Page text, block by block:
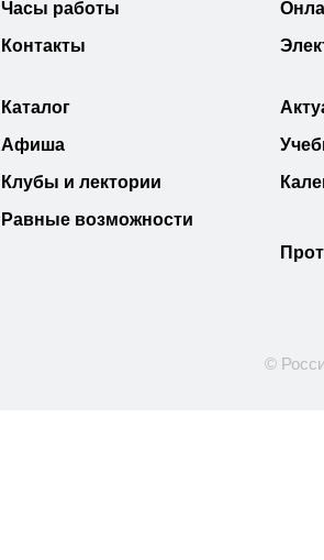
Часы работы
Контакты
Каталог
Афиша
Клубы и лектории
Равные возможности
©